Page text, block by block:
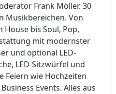
Frank Möller. 30
Musikbereichen. Von
House bis Soul, Pop,
mit modernster
und optional LED-
LED-Sitzwürfel und
Feiern wie Hochzeiten
Events. Alles aus